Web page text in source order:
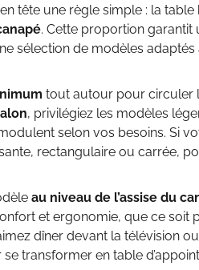
tête une règle simple : la
. Cette proportion garantit
sélection de modèles
tout autour pour circuler
, privilégiez les modèles
selon vos besoins. Si
rectangulaire ou carrée,
au niveau de l’assise du
et ergonomie, que ce soit
dîner devant la télévision
transformer en table